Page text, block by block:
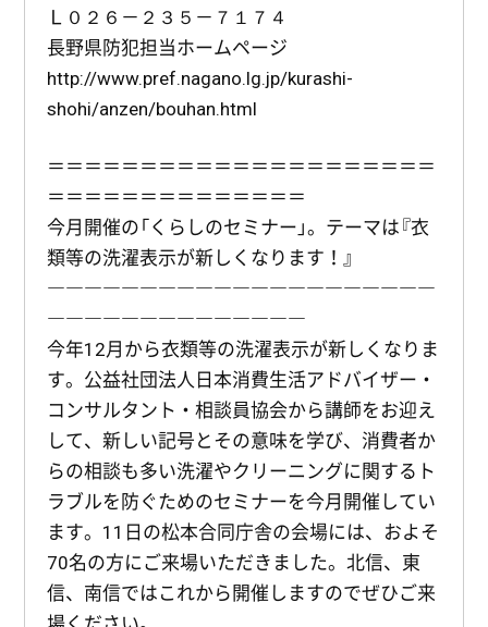
Ｌ０２６－２３５－７１７４
長野県防犯担当ホームページ
http://www.pref.nagano.lg.jp/kurashi-
shohi/anzen/bouhan.html
＝＝＝＝＝＝＝＝＝＝＝＝＝＝＝＝＝＝＝＝＝
＝＝＝＝＝＝＝＝＝＝＝＝＝＝
今月開催の「くらしのセミナー」。テーマは『衣
類等の洗濯表示が新しくなります！』
―――――――――――――――――――――
――――――――――――――
今年12月から衣類等の洗濯表示が新しくなりま
す。公益社団法人日本消費生活アドバイザー・
コンサルタント・相談員協会から講師をお迎え
して、新しい記号とその意味を学び、消費者か
らの相談も多い洗濯やクリーニングに関するト
ラブルを防ぐためのセミナーを今月開催してい
ます。11日の松本合同庁舎の会場には、およそ
70名の方にご来場いただきました。北信、東
信、南信ではこれから開催しますのでぜひご来